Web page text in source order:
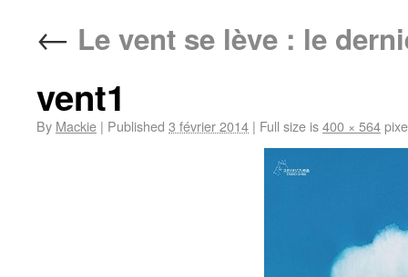
← Le vent se lève : le
vent1
By Mackie | Published 3 février 2014 | Full size is400 × 564